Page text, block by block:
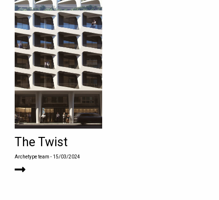
The Twist
Archetype team - 15/03/2024